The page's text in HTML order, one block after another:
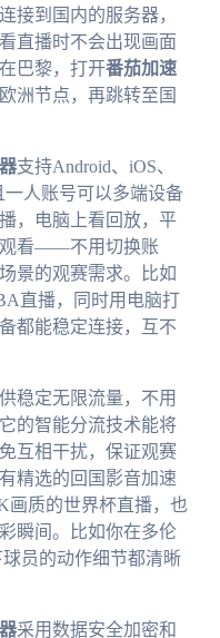
接到国内的服务器，
直播时不会出现画面
巴黎，打开番茄加速
洲节点，再跳转至国
支持Android、iOS、
一人账号可以多端设备
，电脑上看回放，平
观看——不用切换账
景的观赛需求。比如
直播，同时用电脑打
都能稳定连接，互不
稳定无限流量，不用
的智能分流技术能将
互相干扰，保证观赛
精选的回国影音加速
画质的世界杯直播，也
瞬间。比如你在多伦
员的动作细节都清晰
采用数据安全加密和